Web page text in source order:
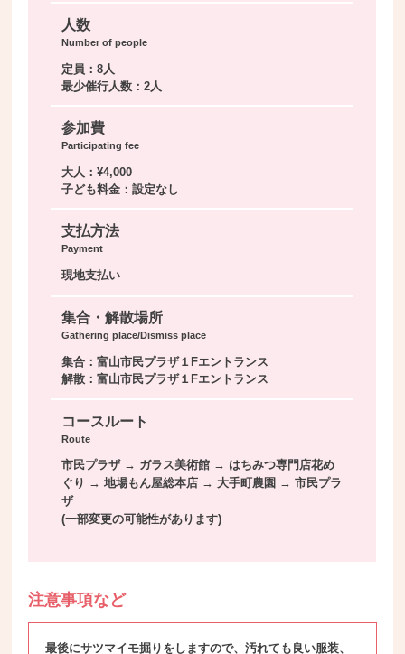
人数
Number of people
定員：8人
最少催行人数：2人
参加費
Participating fee
大人：¥4,000
子ども料金：設定なし
支払方法
Payment
現地支払い
集合・解散場所
Gathering place/Dismiss place
集合：富山市民プラザ１Fエントランス
解散：富山市民プラザ１Fエントランス
コースルート
Route
市民プラザ → ガラス美術館 → はちみつ専門店花め
ぐり → 地場もん屋総本店 → 大手町農園 → 市民プラ
ザ
(一部変更の可能性があります)
注意事項など
最後にサツマイモ掘りをしますので、汚れても良い服装、